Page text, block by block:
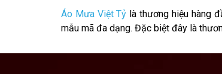
Áo Mưa Việt Tỷ là thương hiệu hàng
mẫu mã đa dạng. Đặc biệt đây là